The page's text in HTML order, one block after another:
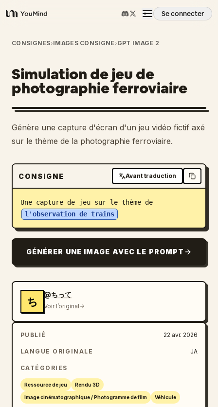
YouMind
Se connecter
Aperçu
Cas d'usage
Compétences
Invites
Tarifs
Télécharger
Blog
Mises à jour
CONSIGNES›IMAGES CONSIGNE ›GPT IMAGE 2
Simulation de jeu de
photographie ferroviaire
Génère une capture d'écran d'un jeu vidéo fictif axé
sur le thème de la photographie ferroviaire.
CONSIGNE Avant traduction
Une capture de jeu sur le thème de
l'observation de trains
GÉNÉRER UNE IMAGE AVEC LE PROMPT
ち
@ちって
Voir l’original
PUBLIÉ 22 avr. 2026
LANGUE ORIGINALE JA
CATÉGORIES
Ressource de jeu Rendu 3D
Image cinématographique / Photogramme de film Véhicule